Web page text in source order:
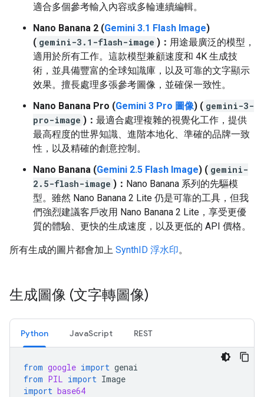
適合多個參考輸入內容或多輪連續編輯。
Nano Banana 2 (Gemini 3.1 Flash Image)
( gemini-3.1-flash-image )： 用途最廣泛的模型，
適用於所有工作。這款模型兼顧速度和 4K 生成技
術，並具備豐富的全球知識庫，以及可靠的文字顯示
效果。擅長處理多張參考圖像，並確保一致性。
Nano Banana Pro (Gemini 3 Pro 圖像) ( gemini-3-
pro-image )： 最適合處理複雜的視覺化工作，提供
最高程度的世界知識、進階本地化、準確的品牌一致
性，以及精確的創意控制。
Nano Banana (Gemini 2.5 Flash Image) ( gemini-
2.5-flash-image )： Nano Banana 系列的先驅模
型。雖然 Nano Banana 2 Lite 仍是可靠的工具，但我
們強烈建議客戶改用 Nano Banana 2 Lite，享受更優
質的體驗、更快的生成速度，以及更低的 API 價格。
所有生成的圖片都會加上 SynthID 浮水印。
生成圖像 (文字轉圖像)
Python JavaScript REST
from google import genai
from PIL import Image
import base64